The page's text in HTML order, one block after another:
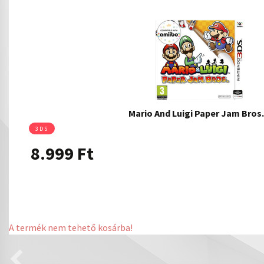
Mario And Luigi Paper Jam
3DS
8.999 Ft
A termék nem tehető kosárba!